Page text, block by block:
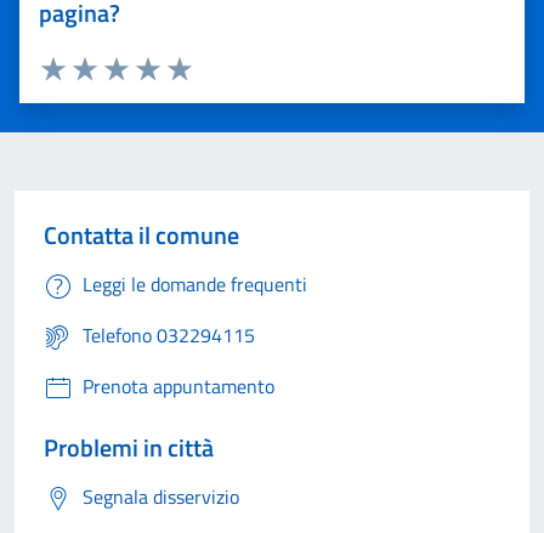
pagina?
Valuta 5 stelle su 5
Valuta 4 stelle su 5
Valuta 3 stelle su 5
Valuta 2 stelle su 5
Valuta 1 stelle su 5
Contatta il comune
Leggi le domande frequenti
Telefono 032294115
Prenota appuntamento
Problemi in città
Segnala disservizio